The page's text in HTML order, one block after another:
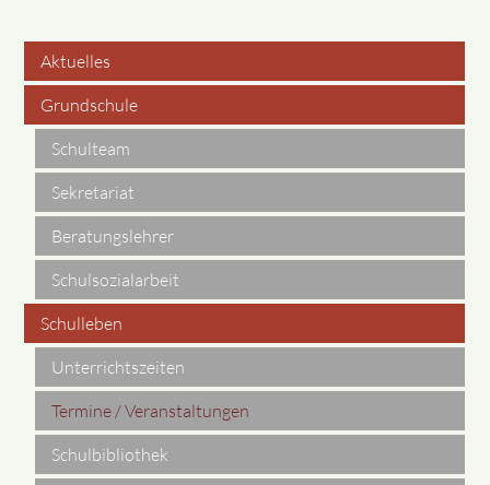
Navigation
überspringen
Aktuelles
Grundschule
Schulteam
Sekretariat
Beratungslehrer
Schulsozialarbeit
Schulleben
Unterrichtszeiten
Termine / Veranstaltungen
Schulbibliothek